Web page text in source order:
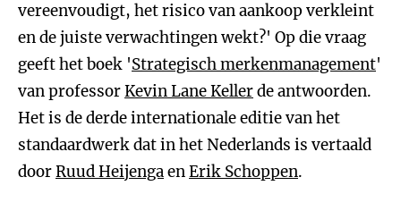
vereenvoudigt, het risico van aankoop verkleint
en de juiste verwachtingen wekt?' Op die vraag
geeft het boek 'Strategisch merkenmanagement'
van professorKevin Lane Kellerde antwoorden.
Het is de derde internationale editie van het
standaardwerk dat in het Nederlands is vertaald
doorRuud HeijengaenErik Schoppen.